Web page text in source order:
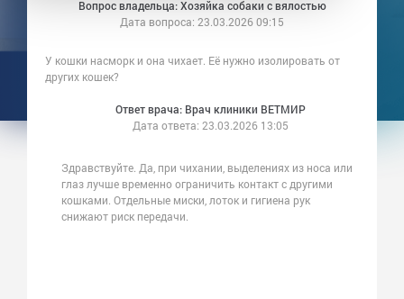
Вопрос владельца: Хозяйка собаки с вялостью
Дата вопроса: 23.03.2026 09:15
У кошки насморк и она чихает. Её нужно изолировать от
других кошек?
Ответ врача: Врач клиники ВЕТМИР
Дата ответа: 23.03.2026 13:05
Здравствуйте. Да, при чихании, выделениях из носа или
глаз лучше временно ограничить контакт с другими
кошками. Отдельные миски, лоток и гигиена рук
снижают риск передачи.